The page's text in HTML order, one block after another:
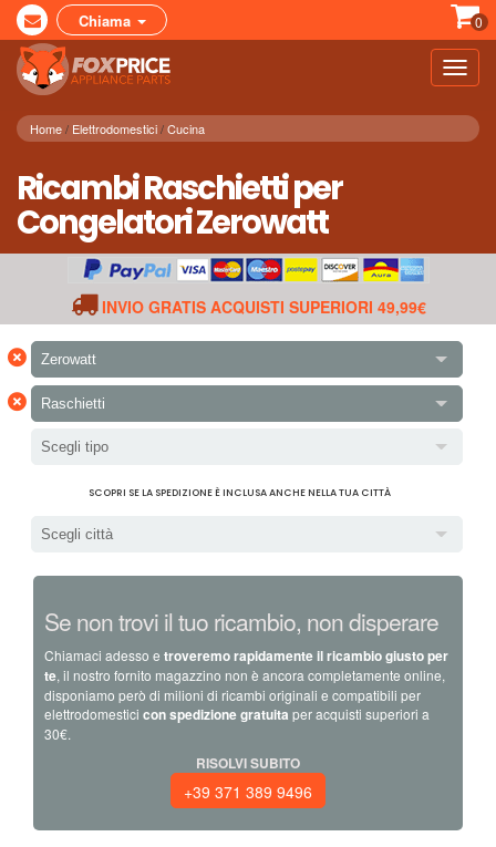
Chiama 0
Home Elettrodomestici Cucina
Ricambi Raschietti per
Congelatori Zerowatt
INVIO GRATIS ACQUISTI SUPERIORI 49,99€
× Zerowatt
× Raschietti
Scegli tipo
SCOPRI SE LA SPEDIZIONE È INCLUSA ANCHE NELLA TUA CITTÀ
Scegli città
Se non trovi il tuo ricambio, non disperare
Chiamaci adesso e troveremo rapidamente il ricambio giusto per
te, il nostro fornito magazzino non è ancora completamente online,
disponiamo però di milioni di ricambi originali e compatibili per
elettrodomestici con spedizione gratuita per acquisti superiori a
30€.
RISOLVI SUBITO
+39 371 389 9496